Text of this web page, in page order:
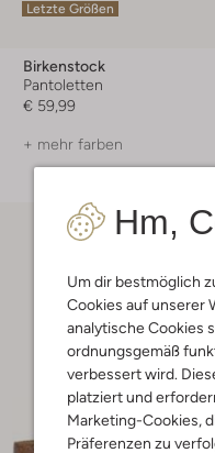
Hm,
Um dir bestmöglich
Cookies auf unserer
analytische Cookies
ordnungsgemäß
verbessert wird.
platziert und
Marketing-Cookies,
Präferenzen zu
Letzte Größen
Birkenstock
Pantoletten
€ 59,99
+ mehr farben